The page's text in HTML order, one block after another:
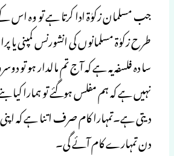
جب مسلمان زکوٰۃ ادا کرتا ہے تو وہ
طرح زکوٰۃ مسلمانوں کی انشورنس کمپنی
سا دہ فلسفہ یہ ہے کہ آج تم مالدار ہو
نہیں ہے کہ ہم مفلس ہوگئے تو ہمارا
دیتی ہے۔تمہارا کام صرف اتنا ہے کہ
دن تمہارے کام آئے گی۔